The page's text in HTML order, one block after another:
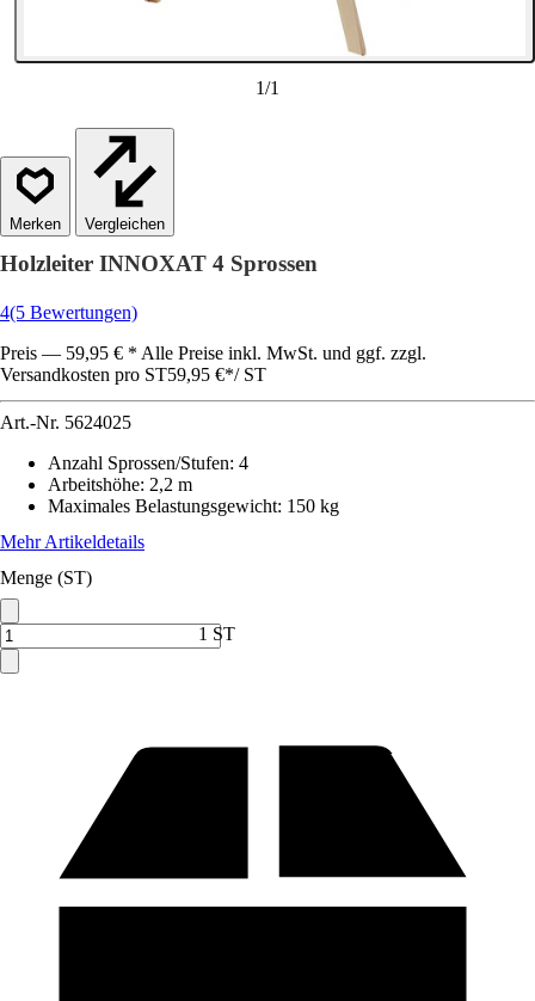
1/1
Vergleichen
Holzleiter INNOXAT 4 Sprossen
4(5 Bewertungen)
Preis — 59,95 € * Alle Preise inkl. MwSt. und ggf. zzgl.
Versandkosten pro ST59,95 €*/ ST
Art.-Nr. 5624025
Anzahl Sprossen/Stufen: 4
Arbeitshöhe: 2,2 m
Maximales Belastungsgewicht: 150 kg
Mehr Artikeldetails
Menge (ST)
1 ST